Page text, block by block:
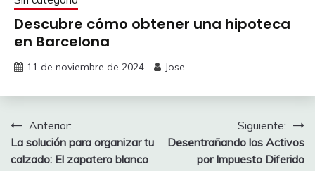
Descubre cómo obtener una hipoteca
en Barcelona
11 de noviembre de 2024 Jose
Navegación
de
Anterior:
La solución para organizar tu
calzado: El zapatero blanco
Siguiente:
Desentrañando los Activos
por Impuesto Diferido